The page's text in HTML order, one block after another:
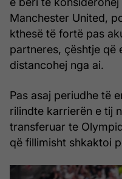
Manchester United,
kthesë të fortë pas
partneres, çështje që
distancohej nga ai.
Pas asaj periudhe të
rilindte karrierën e tij
transferuar te
që fillimisht shkaktoi